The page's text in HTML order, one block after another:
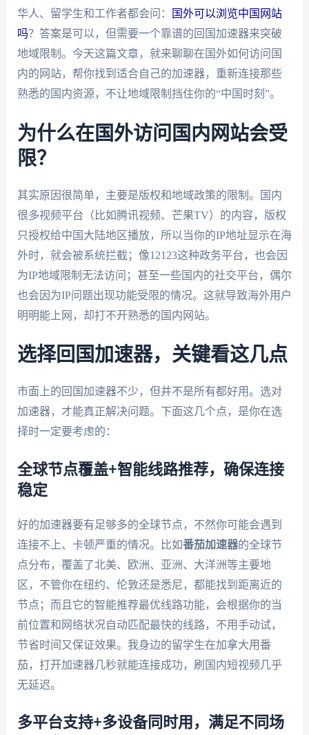
华人、留学生和工作者都会问：
国外可以浏览中国网站
吗？答案是可以，但需要一个靠谱的回国加速器来突破
地域限制。今天这篇文章，就来聊聊在国外如何访问国
内的网站，帮你找到适合自己的加速器，重新连接那些
熟悉的国内资源，不让地域限制挡住你的“中国时刻”。
为什么在国外访问国内网站会受
限？
其实原因很简单，主要是版权和地域政策的限制。国内
很多视频平台（比如腾讯视频、芒果TV）的内容，版权
只授权给中国大陆地区播放，所以当你的IP地址显示在海
外时，就会被系统拦截；像12123这种政务平台，也会因
为IP地域限制无法访问；甚至一些国内的社交平台，偶尔
也会因为IP问题出现功能受限的情况。这就导致海外用户
明明能上网，却打不开熟悉的国内网站。
选择回国加速器，关键看这几点
市面上的回国加速器不少，但并不是所有都好用。选对
加速器，才能真正解决问题。下面这几个点，是你在选
择时一定要考虑的：
全球节点覆盖+智能线路推荐，确保连接
稳定
好的加速器要有足够多的全球节点，不然你可能会遇到
连接不上、卡顿严重的情况。比如番茄加速器的全球节
点分布，覆盖了北美、欧洲、亚洲、大洋洲等主要地
区，不管你在纽约、伦敦还是悉尼，都能找到距离近的
节点；而且它的智能推荐最优线路功能，会根据你的当
前位置和网络状况自动匹配最快的线路，不用手动试，
节省时间又保证效果。我身边的留学生在加拿大用番
茄，打开加速器几秒就能连接成功，刷国内短视频几乎
无延迟。
多平台支持+多设备同时用，满足不同场